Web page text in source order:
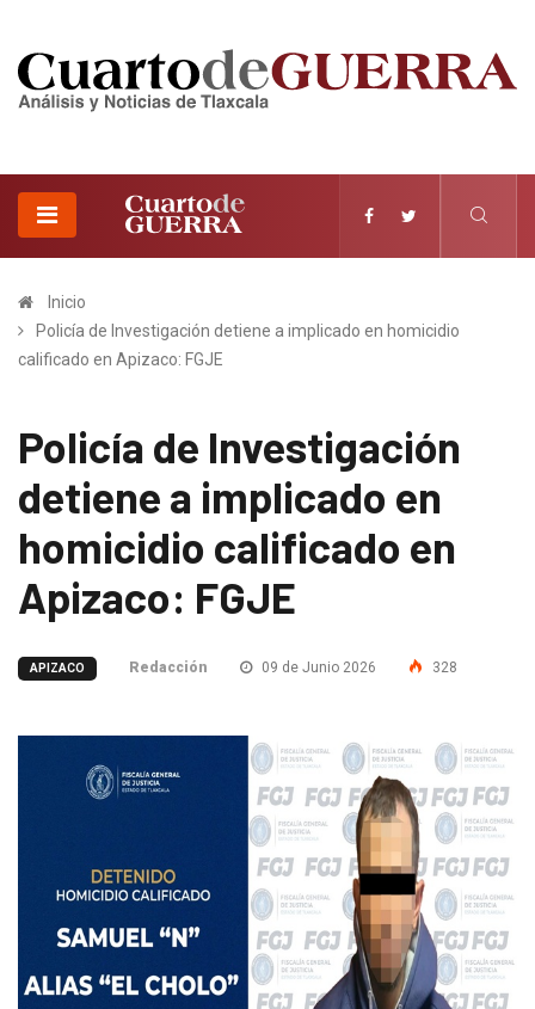
Inicio
Policía de Investigación detiene a implicado en homicidio
calificado en Apizaco: FGJE
Policía de Investigación
detiene a implicado en
homicidio calificado en
Apizaco: FGJE
APIZACO Redacción 09 de Junio 2026 328